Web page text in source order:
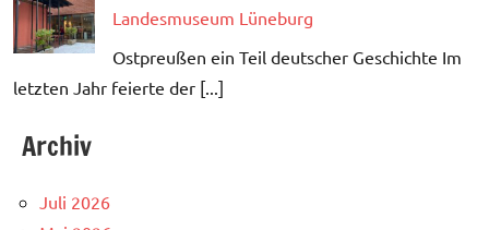
Landesmuseum Lüneburg
Ostpreußen ein Teil deutscher Geschichte Im
letzten Jahr feierte der [...]
Archiv
Juli 2026